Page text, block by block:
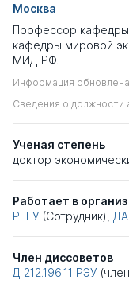
Москва
Профессор
кафедры мировой
МИД РФ.
Информация
Сведения о должности
Ученая степень
доктор
Работает в
РГГУ (Сотрудник),
Член диссоветов
Д 212.196.11 РЭУ